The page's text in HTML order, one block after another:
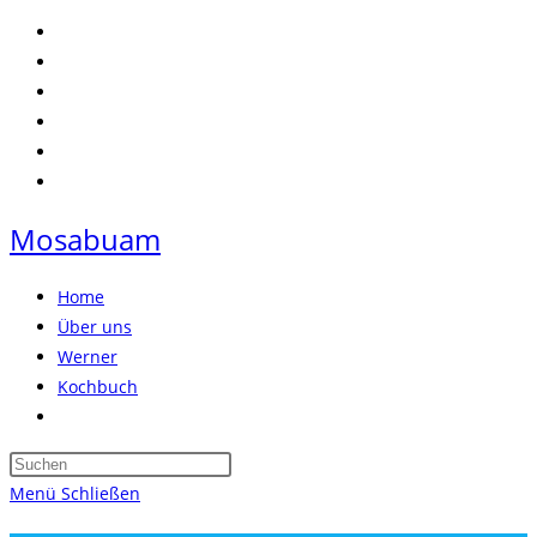
Zum
Inhalt
springen
Mosabuam
Home
Über uns
Werner
Kochbuch
umschalten
Press
Menü Schließen